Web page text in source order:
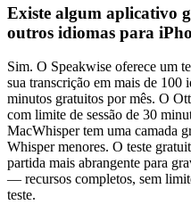
Existe algum aplicativo
outros idiomas para
Sim. O Speakwise oferece um
sua transcrição em mais de
minutos gratuitos por mês. O
com limite de sessão de 30
MacWhisper tem uma camada
Whisper menores. O teste
partida mais abrangente para
— recursos completos, sem
teste.